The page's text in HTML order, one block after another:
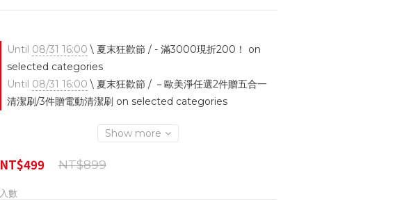
Until 08/31 16:00 \ 夏末狂歡節 / - 滿3000現折200！ on
selected categories
Until 08/31 16:00 \ 夏末狂歡節 / －歐美淨任選2件贈五合一
清潔刷/3件贈電動清潔刷 on selected categories
Show more
NT$899
NT$499
入數